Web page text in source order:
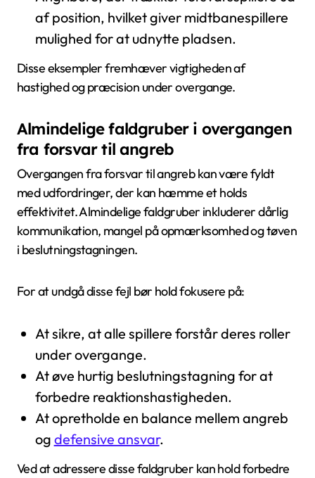
af position, hvilket giver midtbanespillere
mulighed for at udnytte pladsen.
Disse eksempler fremhæver vigtigheden af
hastighed og præcision under overgange.
Almindelige faldgruber i overgangen
fra forsvar til angreb
Overgangen fra forsvar til angreb kan være fyldt
med udfordringer, der kan hæmme et holds
effektivitet. Almindelige faldgruber inkluderer dårlig
kommunikation, mangel på opmærksomhed og tøven
i beslutningstagningen.
For at undgå disse fejl bør hold fokusere på:
At sikre, at alle spillere forstår deres roller
under overgange.
At øve hurtig beslutningstagning for at
forbedre reaktionshastigheden.
At opretholde en balance mellem angreb
og defensive ansvar.
Ved at adressere disse faldgruber kan hold forbedre